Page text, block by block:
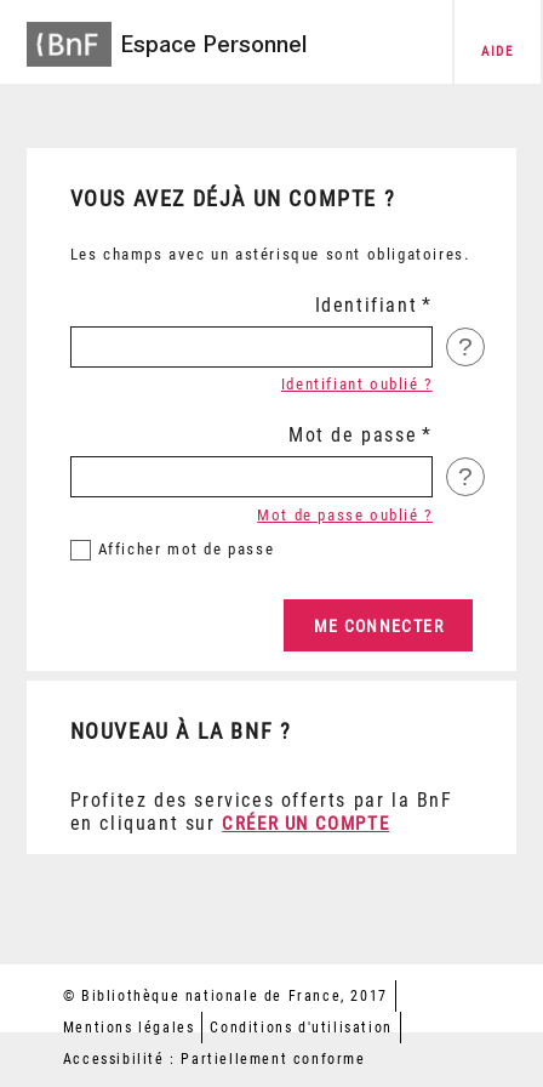
Espace Personnel AIDE
VOUS AVEZ DÉJÀ UN COMPTE ?
Les champs avec un astérisque sont obligatoires.
Identifiant
?
Identifiant oublié ?
Mot de passe
?
Afficher mot de passe
Mot de passe oublié ?
NOUVEAU À LA BNF ?
Profitez des services offerts par la BnF
en cliquant sur CRÉER UN COMPTE
© Bibliothèque nationale de France, 2017
Mentions légales
Conditions d'utilisation
Accessibilité : Partiellement conforme